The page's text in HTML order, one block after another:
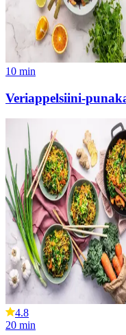
10 min
Veriappelsiini-
4.8
20 min